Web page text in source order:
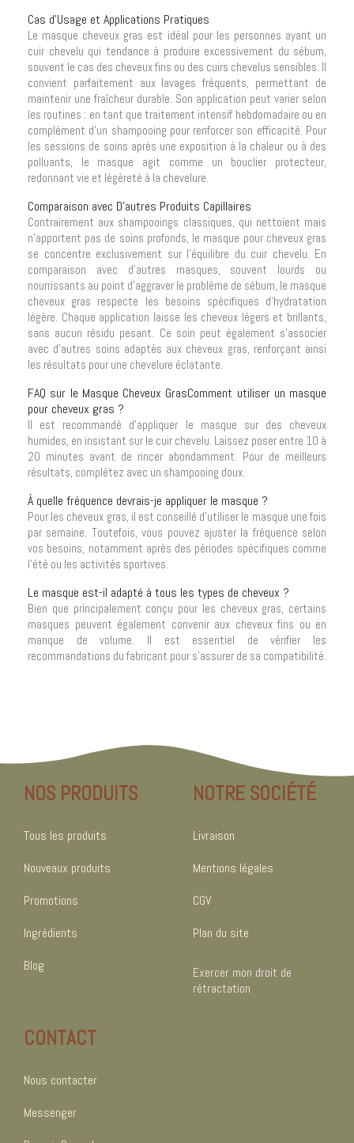
Cas d'Usage et Applications Pratiques
Le masque cheveux gras est idéal pour les personnes ayant un
cuir chevelu qui tendance à produire excessivement du sébum,
souvent le cas des cheveux fins ou des cuirs chevelus sensibles. Il
convient parfaitement aux lavages fréquents, permettant de
maintenir une fraîcheur durable. Son application peut varier selon
les routines : en tant que traitement intensif hebdomadaire ou en
complément d'un shampooing pour renforcer son efficacité. Pour
les sessions de soins après une exposition à la chaleur ou à des
polluants, le masque agit comme un bouclier protecteur,
redonnant vie et légèreté à la chevelure.
Comparaison avec D'autres Produits Capillaires
Contrairement aux shampooings classiques, qui nettoient mais
n’apportent pas de soins profonds, le masque pour cheveux gras
se concentre exclusivement sur l’équilibre du cuir chevelu. En
comparaison avec d’autres masques, souvent lourds ou
nourrissants au point d’aggraver le problème de sébum, le masque
cheveux gras respecte les besoins spécifiques d’hydratation
légère. Chaque application laisse les cheveux légers et brillants,
sans aucun résidu pesant. Ce soin peut également s’associer
avec d’autres soins adaptés aux cheveux gras, renforçant ainsi
les résultats pour une chevelure éclatante.
FAQ sur le Masque Cheveux GrasComment utiliser un masque
pour cheveux gras ?
Il est recommandé d'appliquer le masque sur des cheveux
humides, en insistant sur le cuir chevelu. Laissez poser entre 10 à
20 minutes avant de rincer abondamment. Pour de meilleurs
résultats, complétez avec un shampooing doux.
À quelle fréquence devrais-je appliquer le masque ?
Pour les cheveux gras, il est conseillé d'utiliser le masque une fois
par semaine. Toutefois, vous pouvez ajuster la fréquence selon
vos besoins, notamment après des périodes spécifiques comme
l’été ou les activités sportives.
Le masque est-il adapté à tous les types de cheveux ?
Bien que principalement conçu pour les cheveux gras, certains
masques peuvent également convenir aux cheveux fins ou en
manque de volume. Il est essentiel de vérifier les
recommandations du fabricant pour s’assurer de sa compatibilité.
NOS PRODUITS
Tous les produits
Nouveaux produits
Promotions
Ingrédients
Blog
NOTRE SOCIÉTÉ
Livraison
Mentions légales
CGV
Plan du site
Exercer mon droit de
rétractation
CONTACT
Nous contacter
Messenger